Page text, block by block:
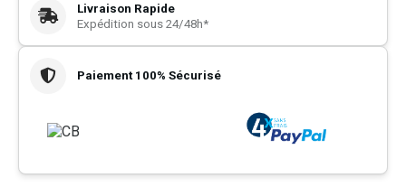
Livraison Rapide
Expédition sous 24/48h*
Paiement 100% Sécurisé